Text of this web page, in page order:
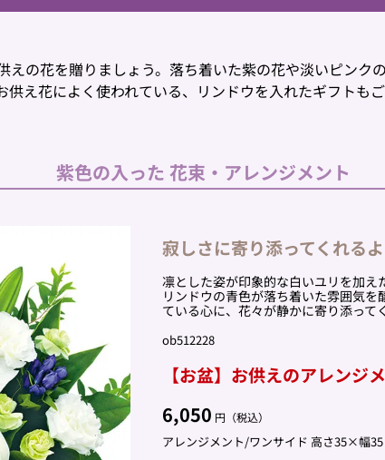
えの花を贈りましょう。落ち着いた紫の花や淡いピンク
え花によく使われている、リンドウを入れたギフトもご
紫色の入った 花束・アレンジメント
寂しさに寄り添ってくれる
凛とした姿が印象的な白いユリを加え
リンドウの青色が落ち着いた雰囲気
ている心に、花々が静かに寄り添って
ob512228
【お盆】お供えのアレンジ
6,050 円（税込）
アレンジメント/ワンサイド 高さ35×幅